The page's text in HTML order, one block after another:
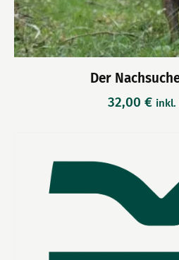
Der
32,00 € inkl.